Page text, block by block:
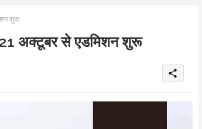
शुरू
अक्टूबर से एडमिशन शुरू
share